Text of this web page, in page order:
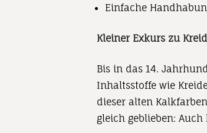
Einfache
Kleiner Exkurs zu
Bis in das 14.
Inhaltsstoffe wie
dieser alten
gleich geblieben: